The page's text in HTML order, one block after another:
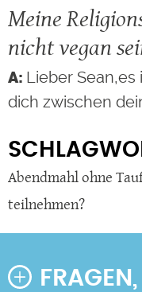
Meine
nicht vegan
Lieber Sean,es
dich zwischen
Abendmahl ohne
teilnehmen?